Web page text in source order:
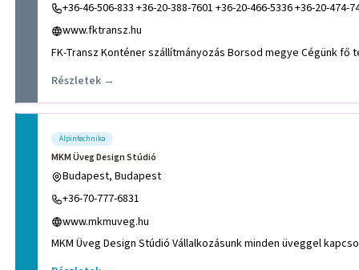
+36-46-506-833 +36-20-388-7601 +36-20-466-5336 +36-20-474-
www.fktransz.hu
Részletek →
Alpintechnika
MKM Üveg Design Stúdió
Budapest, Budapest
+36-70-777-6831
www.mkmuveg.hu